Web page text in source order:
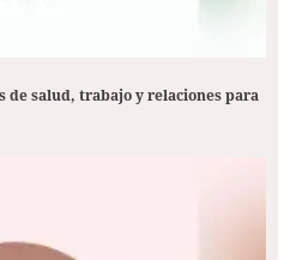
de salud, trabajo y relaciones para